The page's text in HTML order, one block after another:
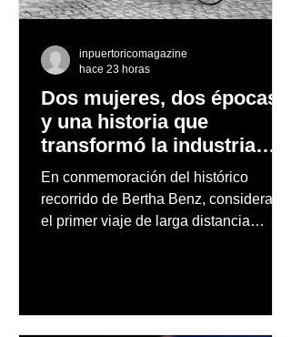
Dos mujeres, dos épocas
y una historia que
transformó la industria
automotriz
En conmemoración del histórico
recorrido de Bertha Benz, considerado
el primer viaje de larga distancia
inpuertoricomagazine
hace 23 horas